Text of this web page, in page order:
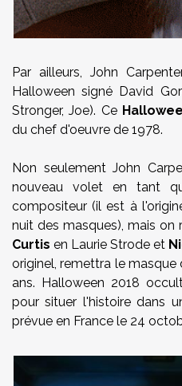
Par ailleurs, John
Halloween signé David
Stronger, Joe). Ce
du chef d'oeuvre de 1978.
Non seulement John
nouveau volet en tant
compositeur (il est à
nuit des masques), mais on
Curtis en Laurie Strode et
originel, remettra le masque
ans. Halloween 2018
pour situer l'histoire dans
prévue en France le 24